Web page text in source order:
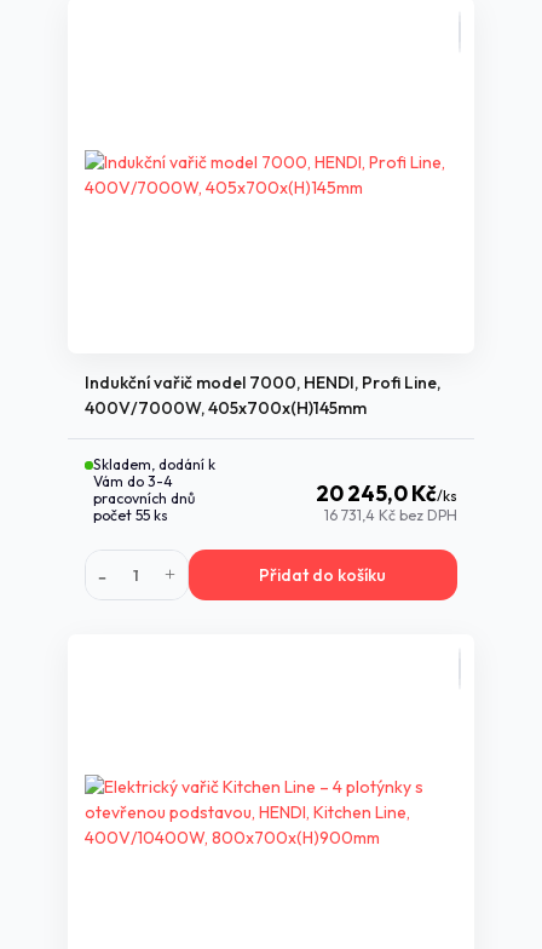
Indukční vařič model 7000, HENDI, Profi Line,
400V/7000W, 405x700x(H)145mm
20 245,0 Kč/ks
16 731,4 Kč bez DPH
Skladem, dodání k
Vám do 3-4
pracovních dnů
počet 55 ks
Přidat do košíku